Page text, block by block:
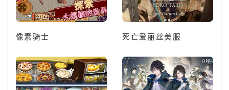
像素骑士 死亡爱丽丝美服